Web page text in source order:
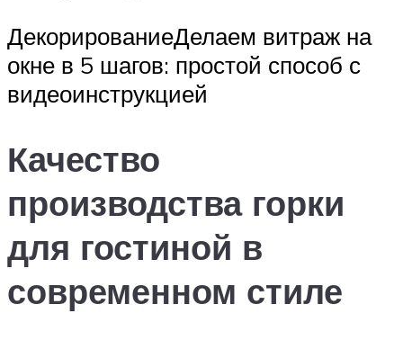
ДекорированиеДелаем витраж на
окне в 5 шагов: простой способ с
видеоинструкцией
Качество
производства горки
для гостиной в
современном стиле